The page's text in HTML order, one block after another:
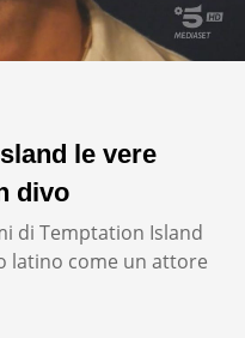
le vere
divo
di Temptation Island
latino come un attore